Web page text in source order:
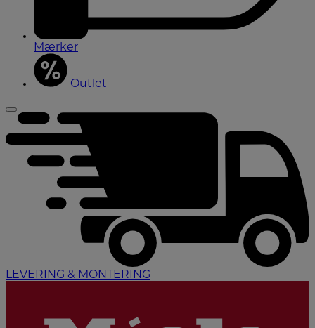
Mærker
Outlet
LEVERING & MONTERING